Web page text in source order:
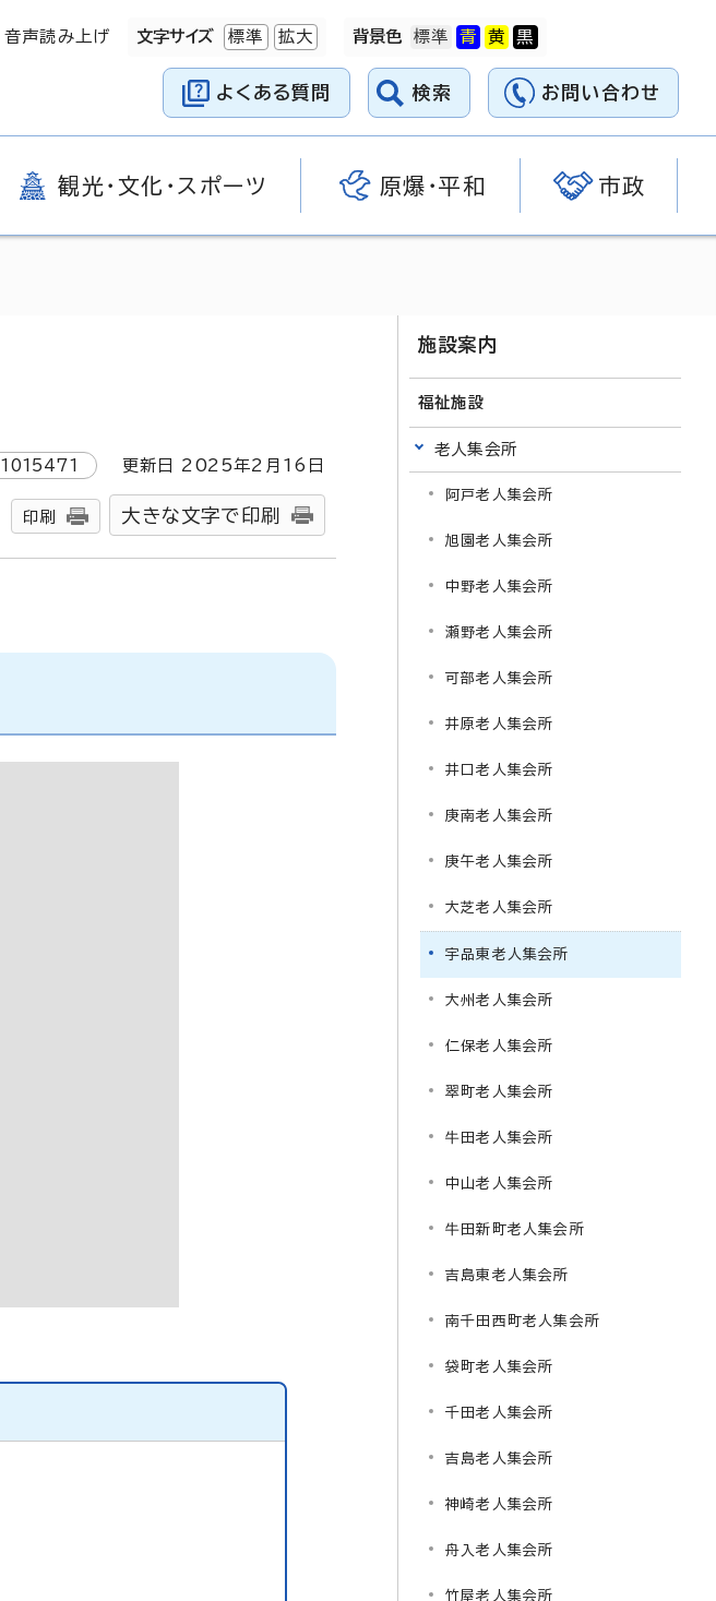
音声読み上げ 文字サイズ 標準 拡大 背景色
よくある質問 検索 お問い合わせ
観光・文化・スポーツ 原爆・平和 市政
1015471 更新日 2025年2月 16 日
印刷 大きな文字で印刷
施設案内
福祉施設
老人集会所
阿戸老人集会所
旭園老人集会所
中野老人集会所
瀬野老人集会所
可部老人集会所
井原老人集会所
井口老人集会所
庚南老人集会所
庚午老人集会所
大芝老人集会所
宇品東老人集会所
大州老人集会所
仁保老人集会所
翠町老人集会所
牛田老人集会所
中山老人集会所
牛田新町老人集会所
吉島東老人集会所
南千田西町老人集会所
袋町老人集会所
千田老人集会所
吉島老人集会所
神崎老人集会所
舟入老人集会所
竹屋老人集会所